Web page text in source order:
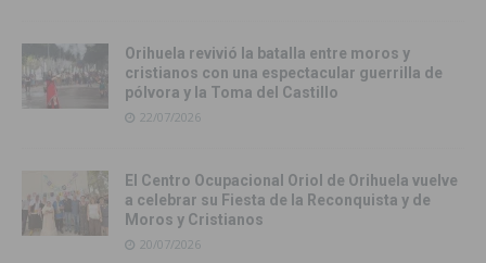
Orihuela revivió la batalla entre moros y
cristianos con una espectacular guerrilla de
pólvora y la Toma del Castillo
22/07/2026
El Centro Ocupacional Oriol de Orihuela vuelve
a celebrar su Fiesta de la Reconquista y de
Moros y Cristianos
20/07/2026